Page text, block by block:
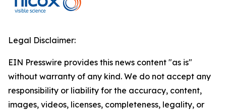
Legal Disclaimer:
EIN Presswire provides this news content "as is"
without warranty of any kind. We do not accept any
responsibility or liability for the accuracy, content,
images, videos, licenses, completeness, legality, or